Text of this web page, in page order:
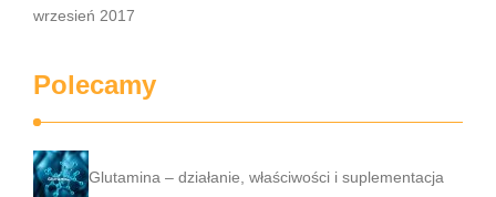
wrzesień 2017
Polecamy
Glutamina – działanie, właściwości i suplementacja